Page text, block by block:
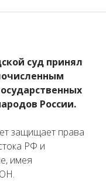
суд принял
России.
защищает права
РФ и
имея